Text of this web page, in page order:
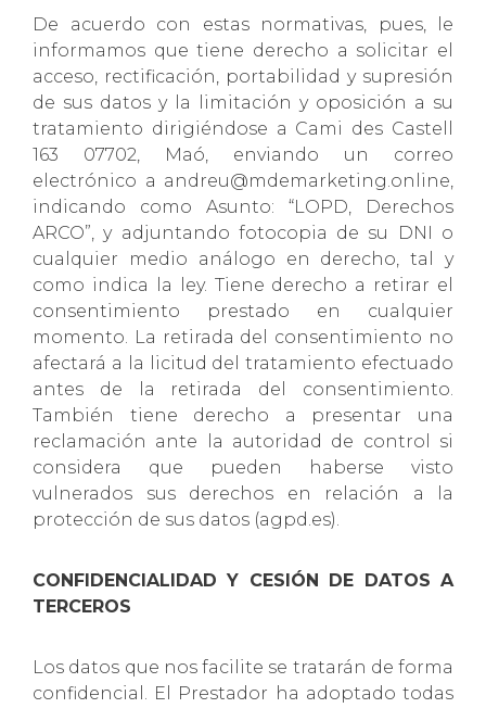
De acuerdo con estas normativas, pues, le
informamos que tiene derecho a solicitar el
acceso, rectificación, portabilidad y supresión
de sus datos y la limitación y oposición a su
tratamiento dirigiéndose a Cami des Castell
163 07702, Maó, enviando un correo
electrónico a andreu@mdemarketing.online,
indicando como Asunto: “LOPD, Derechos
ARCO”, y adjuntando fotocopia de su DNI o
cualquier medio análogo en derecho, tal y
como indica la ley. Tiene derecho a retirar el
consentimiento prestado en cualquier
momento. La retirada del consentimiento no
afectará a la licitud del tratamiento efectuado
antes de la retirada del consentimiento.
También tiene derecho a presentar una
reclamación ante la autoridad de control si
considera que pueden haberse visto
vulnerados sus derechos en relación a la
protección de sus datos (agpd.es).
CONFIDENCIALIDAD Y CESIÓN DE DATOS A
TERCEROS
Los datos que nos facilite se tratarán de forma
confidencial. El Prestador ha adoptado todas